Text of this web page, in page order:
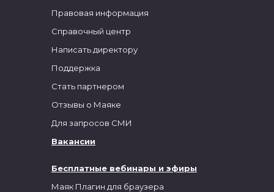
Бесплатные вебинары и эфиры
Маяк Плагин для браузера
Правовая информация
Справочный центр
Написать директору
Поддержка
Стать партнером
Отзывы о Маяке
Для запросов СМИ
Вакансии